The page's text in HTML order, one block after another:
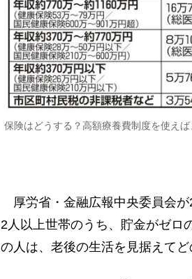
保険はどうする？高額療養費制度を使え
厚労省・金融広報中央委員会
2人以上世帯のうち、貯金がゼロ
の人は、老後の生活を見据えて